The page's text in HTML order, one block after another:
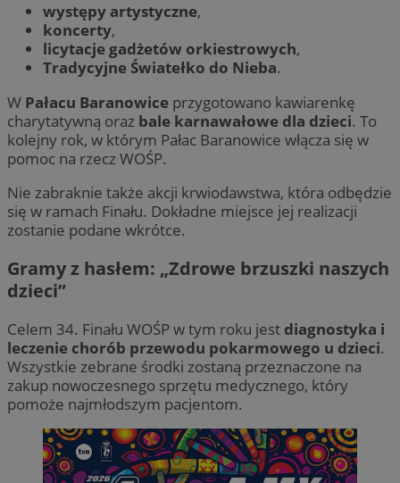
występy artystyczne,
koncerty,
licytacje gadżetów orkiestrowych,
Tradycyjne Światełko do Nieba.
W Pałacu Baranowice przygotowano kawiarenkę
charytatywną oraz bale karnawałowe dla dzieci. To
kolejny rok, w którym Pałac Baranowice włącza się w
pomoc na rzecz WOŚP.
Nie zabraknie także akcji krwiodawstwa, która odbędzie
się w ramach Finału. Dokładne miejsce jej realizacji
zostanie podane wkrótce.
Gramy z hasłem: „Zdrowe brzuszki naszych
dzieci”
Celem 34. Finału WOŚP w tym roku jest diagnostyka i
leczenie chorób przewodu pokarmowego u dzieci.
Wszystkie zebrane środki zostaną przeznaczone na
zakup nowoczesnego sprzętu medycznego, który
pomoże najmłodszym pacjentom.